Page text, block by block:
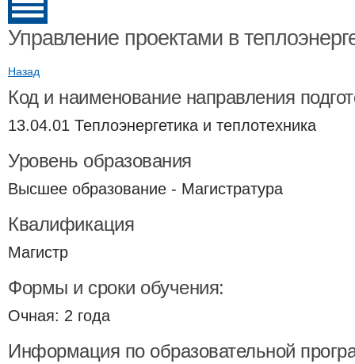
Управление проектами в
Назад
Код и наименование направления
13.04.01 Теплоэнергетика и теплотехника
Уровень образования
Высшее образование - Магистратура
Квалификация
Магистр
Формы и сроки обучения:
Очная: 2 года
Информация по образовательной